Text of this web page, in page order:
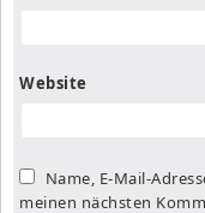
Website
Name, E-Mail-
meinen nächsten